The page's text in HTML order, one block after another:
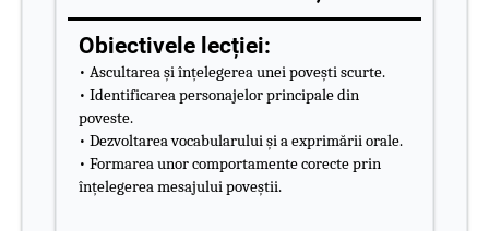
Obiectivele lecției:
• Ascultarea și înțelegerea unei povești scurte.
• Identificarea personajelor principale din
poveste.
• Dezvoltarea vocabularului și a exprimării orale.
• Formarea unor comportamente corecte prin
înțelegerea mesajului poveștii.